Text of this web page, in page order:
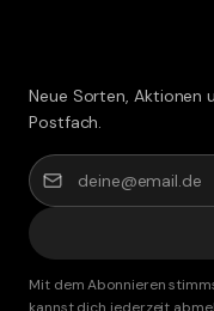
Neue Sorten, Aktionen
Postfach.
Mit dem Abonnieren